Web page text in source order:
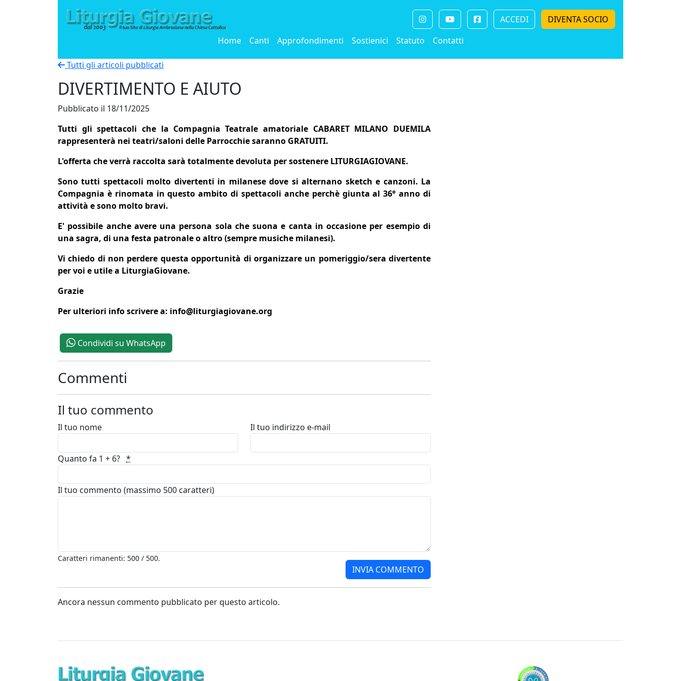
ACCEDI
DIVENTA SOCIO
Home
Canti Approfondimenti Sostienici Statuto Contatti
Tutti gli articoli pubblicati
DIVERTIMENTO E AIUTO
Pubblicato il 18/11/2025
Tutti gli spettacoli che la Compagnia Teatrale amatoriale CABARET MILANO DUEMILA
rappresenterà nei teatri/saloni delle Parrocchie saranno GRATUITI.
L'offerta che verrà raccolta sarà totalmente devoluta per sostenere LITURGIAGIOVANE.
Sono tutti spettacoli molto divertenti in milanese dove si alternano sketch e canzoni. La
Compagnia è rinomata in questo ambito di spettacoli anche perchè giunta al 36° anno di
attività e sono molto bravi.
E' possibile anche avere una persona sola che suona e canta in occasione per esempio di
una sagra, di una festa patronale o altro (sempre musiche milanesi).
Vi chiedo di non perdere questa opportunità di organizzare un pomeriggio/sera divertente
per voi e utile a LiturgiaGiovane.
Grazie
Per ulteriori info scrivere a: info@liturgiagiovane.org
Condividi su WhatsApp
Commenti
Il tuo commento
Il tuo nome Il tuo indirizzo e-mail
Quanto fa 1 + 6? *
Il tuo commento (massimo 500 caratteri)
Caratteri rimanenti: 500 / 500.
Ancora nessun commento pubblicato per questo articolo.